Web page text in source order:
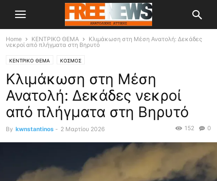
Home ΚΕΝΤΡΙΚΟ ΘΕΜΑ
Κλιμάκωση στη Μέση Ανατολή: Δεκάδες
νεκροί από πλήγματα στη Βηρυτό
ΚΕΝΤΡΙΚΟ ΘΕΜΑ ΚΟΣΜΟΣ
Κλιμάκωση στη Μέση
Ανατολή: Δεκάδες νεκροί
από πλήγματα στη Βηρυτό
By kwnstantinos - 2 Μαρτίου 2026 0
152